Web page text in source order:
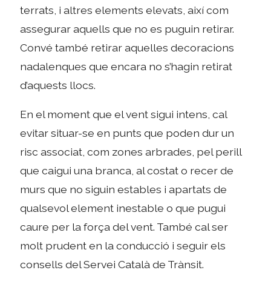
terrats, i altres elements elevats, així com
assegurar aquells que no es puguin retirar.
Convé també retirar aquelles decoracions
nadalenques que encara no s’hagin retirat
d’aquests llocs.
En el moment que el vent sigui intens, cal
evitar situar-se en punts que poden dur un
risc associat, com zones arbrades, pel perill
que caigui una branca, al costat o recer de
murs que no siguin estables i apartats de
qualsevol element inestable o que pugui
caure per la força del vent. També cal ser
molt prudent en la conducció i seguir els
consells del Servei Català de Trànsit.